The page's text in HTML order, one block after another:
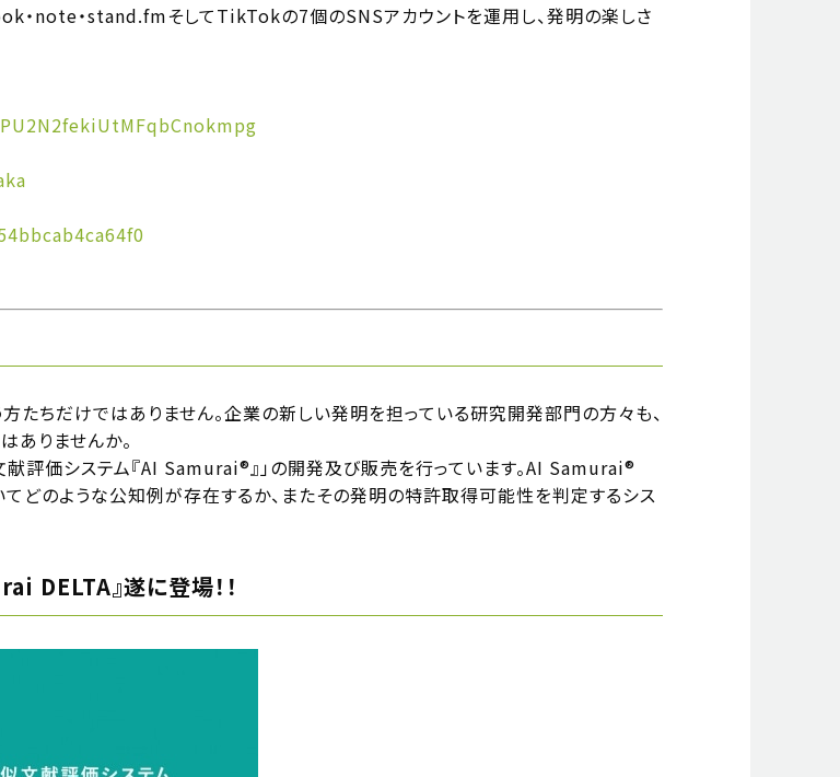
・note・stand.fmそしてTikTokの7個のSNSアカウントを運用し、発明の楽しさ
たちだけではありません。企業の新しい発明を担っている研究開発部門の方々も、
ありませんか。
評価システム『AI Samurai®』」の開発及び販売を行っています。AI Samurai®
どのような公知例が存在するか、またその発明の特許取得可能性を判定するシス
DELTA』遂に登場！！